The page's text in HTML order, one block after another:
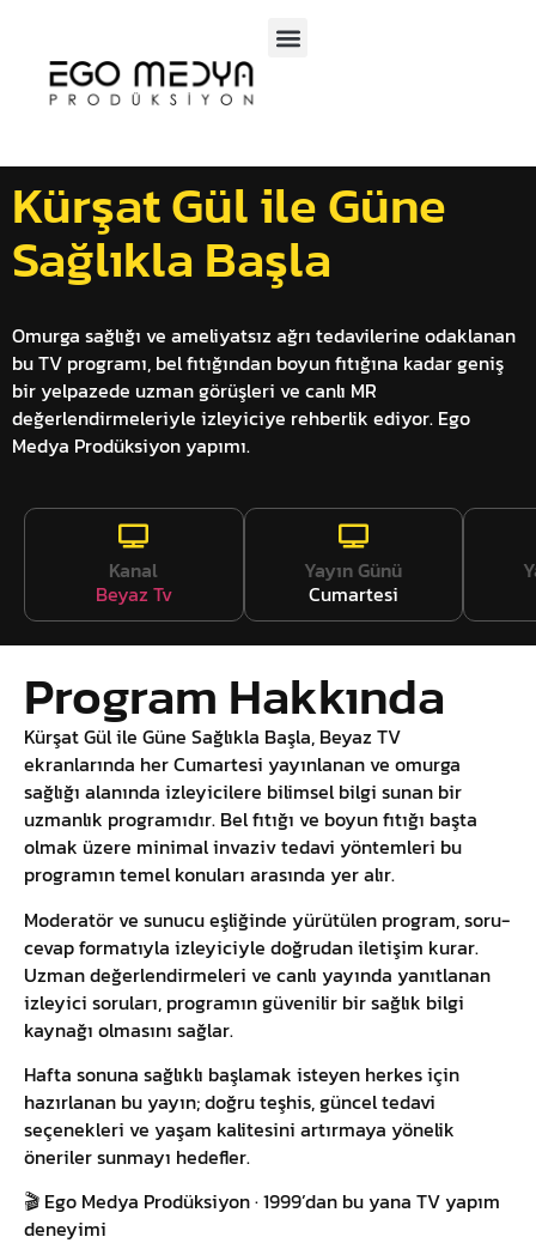
Kürşat Gül ile Güne
Sağlıkla Başla
Omurga sağlığı ve ameliyatsız ağrı tedavilerine odaklanan
bu TV programı, bel fıtığından boyun fıtığına kadar geniş
bir yelpazede uzman görüşleri ve canlı MR
değerlendirmeleriyle izleyiciye rehberlik ediyor. Ego
Medya Prodüksiyon yapımı.
Kanal
Beyaz Tv
Yayın Günü
Cumartesi
Program Hakkında
Kürşat Gül ile Güne Sağlıkla Başla, Beyaz TV
ekranlarında her Cumartesi yayınlanan ve omurga
sağlığı alanında izleyicilere bilimsel bilgi sunan bir
uzmanlık programıdır. Bel fıtığı ve boyun fıtığı başta
olmak üzere minimal invaziv tedavi yöntemleri bu
programın temel konuları arasında yer alır.
Moderatör ve sunucu eşliğinde yürütülen program, soru-
cevap formatıyla izleyiciyle doğrudan iletişim kurar.
Uzman değerlendirmeleri ve canlı yayında yanıtlanan
izleyici soruları, programın güvenilir bir sağlık bilgi
kaynağı olmasını sağlar.
Hafta sonuna sağlıklı başlamak isteyen herkes için
hazırlanan bu yayın; doğru teşhis, güncel tedavi
seçenekleri ve yaşam kalitesini artırmaya yönelik
öneriler sunmayı hedefler.
🎬 Ego Medya Prodüksiyon · 1999’dan bu yana TV yapım
deneyimi